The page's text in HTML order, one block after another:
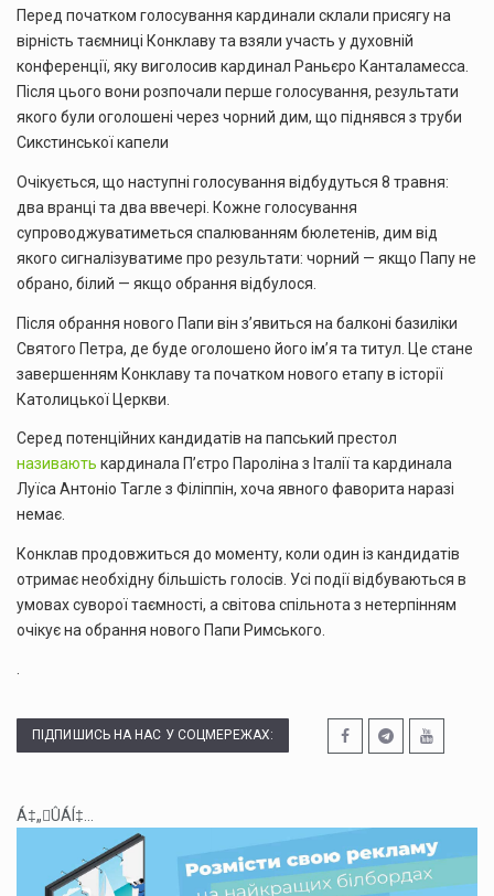
Перед початком голосування кардинали склали присягу на
вірність таємниці Конклаву та взяли участь у духовній
конференції, яку виголосив кардинал Раньєро Канталамесса.
Після цього вони розпочали перше голосування, результати
якого були оголошені через чорний дим, що піднявся з труби
Сикстинської капели
Очікується, що наступні голосування відбудуться 8 травня:
два вранці та два ввечері. Кожне голосування
супроводжуватиметься спалюванням бюлетенів, дим від
якого сигналізуватиме про результати: чорний — якщо Папу не
обрано, білий — якщо обрання відбулося.
Після обрання нового Папи він з’явиться на балконі базиліки
Святого Петра, де буде оголошено його ім’я та титул. Це стане
завершенням Конклаву та початком нового етапу в історії
Католицької Церкви.
Серед потенційних кандидатів на папський престол
називають кардинала П’єтро Пароліна з Італії та кардинала
Луїса Антоніо Тагле з Філіппін, хоча явного фаворита наразі
немає
Конклав продовжиться до моменту, коли один із кандидатів
отримає необхідну більшість голосів. Усі події відбуваються в
умовах суворої таємності, а світова спільнота з нетерпінням
очікує на обрання нового Папи Римського.
.
ПІДПИШИСЬ НА НАС У СОЦМЕРЕЖАХ:
Á‡„ÛÁÍ‡...